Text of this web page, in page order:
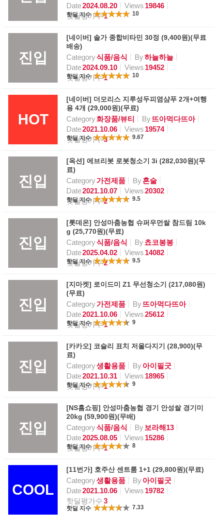
Date2024.08.20 Views 19846
핫딜평가수1
핫딜 지수 10
진입
[네이버] 솔가 종합비타민 30정 (9,400원)(무료
배송)
Category식품/음식 By하늘하늘
Date2024.09.10 Views 19452
핫딜평가수1
핫딜 지수 10
HOT
[네이버] 더모리스 지루성두피염샴푸 2개+여행
용 4개 (29,000원)(무료)
Category화장품/뷰티 By뜨아먹다뜨아
Date2021.10.06 Views 19574
핫딜평가수3
핫딜 지수 9.67
진입
[옥션] 에브리봇 로봇청소기 3i (282,030원)(무
료)
Category가전제품 By혼술
Date2021.10.07 Views20302
핫딜평가수2
핫딜 지수 9.5
진입
[롯데온] 안성마춤농협 슈퍼우먼쌀 참드림 10k
g (25,770원)(무료)
Category식품/음식 By쵸코봉봉
Date2025.04.02 Views 14082
핫딜평가수2
핫딜 지수 9.5
진입
[지마켓] 로이드미 Z1 무선청소기 (217,080원)
(무료)
Category가전제품 By뜨아먹다뜨아
Date2021.10.06 Views25612
핫딜평가수1
핫딜 지수 9
진입
[카카오] 코슬리 표치 저울다지기 (28,900)(무
료)
Category생활용품 By아이필굿
Date2021.10.31 Views 18965
핫딜평가수1
핫딜 지수 9
진입
[NS홈쇼핑] 안성마춤농협 경기 안성쌀 경기미
20kg (59,900원)(무배)
Category식품/음식 By 보라해13
Date2025.08.05 Views 15286
핫딜평가수1
핫딜 지수 8
COOL
[11번가] 호주산 센트룸 1+1 (29,800원)(무료)
Category생활용품 By아이필굿
Date2021.10.06 Views 19782
핫딜평가수3
핫딜 지수 7.33